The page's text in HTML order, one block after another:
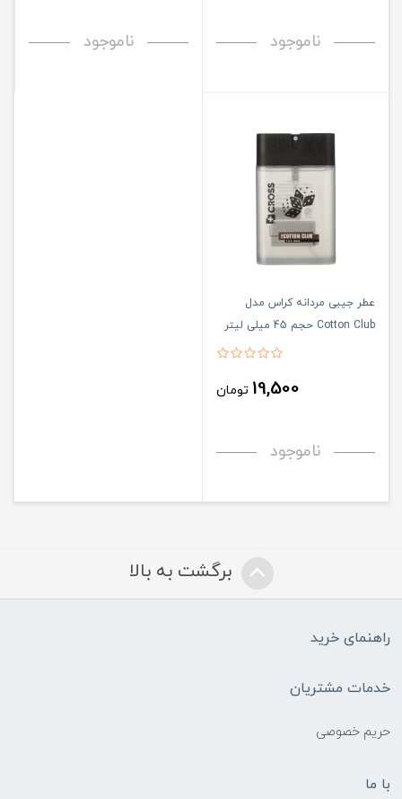
ناموجود ناموجود
عطر جیبی مردانه کراس مدل
Cotton Club حجم 45 میلی لیتر
19,500 تومان
ناموجود
برگشت به بالا
راهنمای خرید
خدمات مشتریان
حریم خصوصی
با ما